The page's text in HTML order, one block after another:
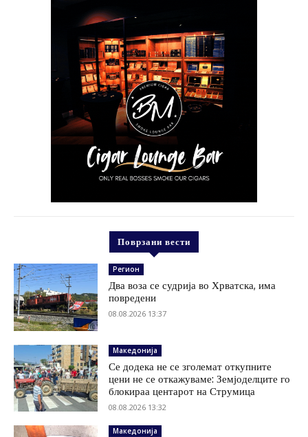
Поврзани вести
Регион
Два воза се судрија во Хрватска, има
повредени
08.08.2026 13:37
Македонија
Се додека не се зголемат откупните
цени не се откажуваме: Земјоделците го
блокираа центарот на Струмица
08.08.2026 13:32
Македонија